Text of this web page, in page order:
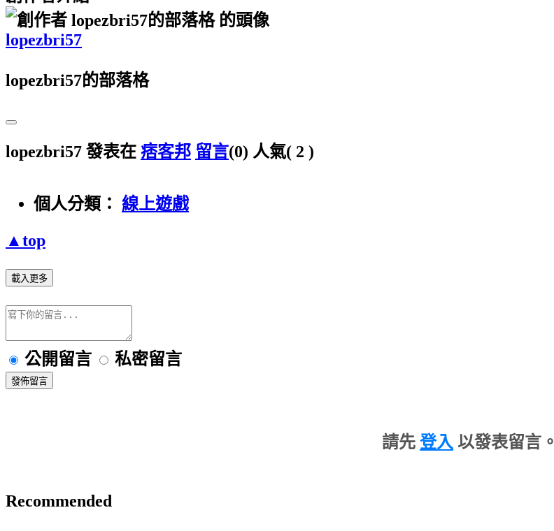
lopezbri57
lopezbri57的部落格
lopezbri57 發表在 痞客邦 留言(0) 人氣( 2 )
個人分類： 線上遊戲
▲top
載入更多
公開留言 私密留言
發佈留言
請先 登入 以發表留言。
Recommended